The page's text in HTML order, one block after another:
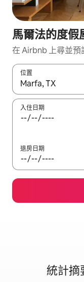
馬爾法的度假
在 Airbnb 上尋並預
位置
如有搜尋結果，瀏
入住日期
退房日期
統計摘